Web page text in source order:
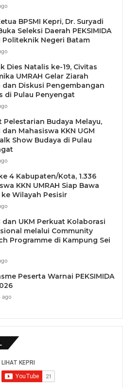
BPSMI Kepri, Dr. Suryadi
Seleksi Daerah PEKSIMIDA
Politeknik Negeri Batam
Dies Natalis ke-19, Civitas
UMRAH Gelar Ziarah
dan Diskusi Pengembangan
di Pulau Penyengat
Pelestarian Budaya Melayu,
dan Mahasiswa KKN UGM
Show Budaya di Pulau
4 Kabupaten/Kota, 1.336
KKN UMRAH Siap Bawa
Wilayah Pesisir
dan UKM Perkuat Kolaborasi
melalui Community
Programme di Kampung Sei
Peserta Warnai PEKSIMIDA
ago